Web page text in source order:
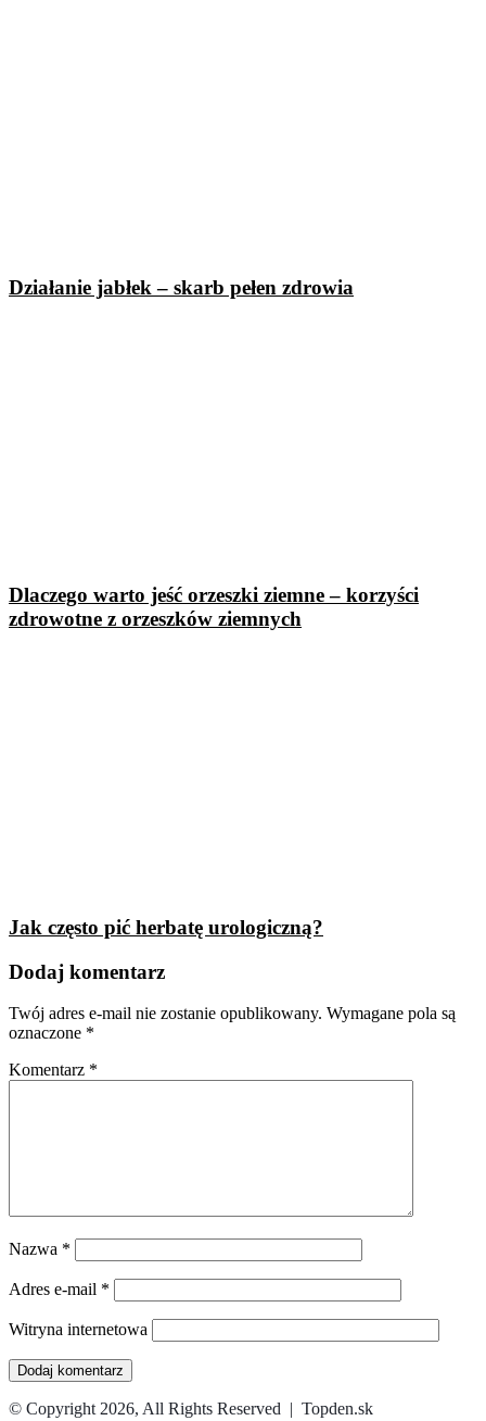
Działanie jabłek – skarb pełen zdrowia
Dlaczego warto jeść orzeszki ziemne – korzyści
zdrowotne z orzeszków ziemnych
Jak często pić herbatę urologiczną?
Dodaj komentarz
Twój adres e-mail nie zostanie opublikowany. Wymagane pola są
oznaczone *
Komentarz *
Nazwa *
Adres e-mail *
Witryna internetowa
© Copyright 2026, All Rights Reserved | Topden.sk